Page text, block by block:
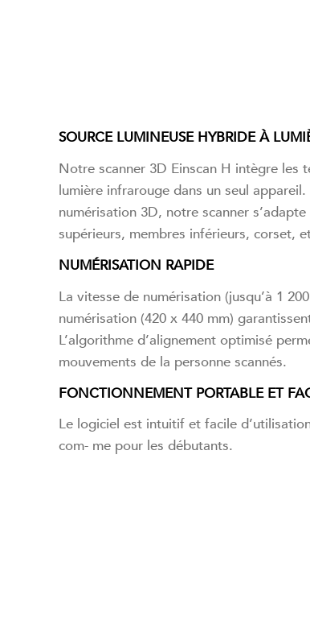
SOURCE LUMINEUSE HYBRIDE À
Notre scanner 3D Einscan H intègre les
lumière infrarouge dans un seul
numérisation 3D, notre scanner
supérieurs, membres inférieurs, corset,
NUMÉRISATION RAPIDE
La vitesse de numérisation (jusqu’à 1
numérisation (420 x 440 mm)
L’algorithme d’alignement optimisé
mouvements de la personne scannés.
FONCTIONNEMENT PORTABLE ET
Le logiciel est intuitif et facile
com- me pour les débutants.